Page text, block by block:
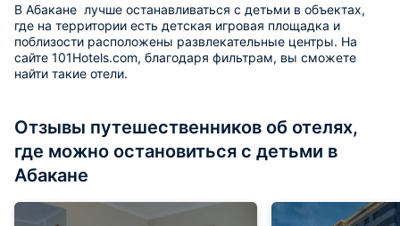
В Абакане лучше останавливаться с детьми в объектах,
где на территории есть детская игровая площадка и
поблизости расположены развлекательные центры. На
сайте 101Hotels.com, благодаря фильтрам, вы сможете
найти такие отели.
Отзывы путешественников об отелях,
где можно остановиться с детьми в
Абакане